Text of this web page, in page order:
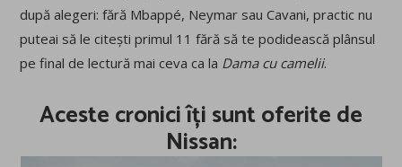
după alegeri: fără Mbappé, Neymar sau Cavani, practic nu
puteai să le citești primul 11 fără să te podidească plânsul
pe final de lectură mai ceva ca la Dama cu camelii.
Aceste cronici îți sunt oferite de
Nissan: